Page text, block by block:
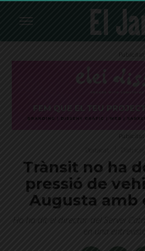
Publicitat
Publicitat
Trànsit no ha
pressió de
Augusta amb
Ho ha dit el director del Servei
en una